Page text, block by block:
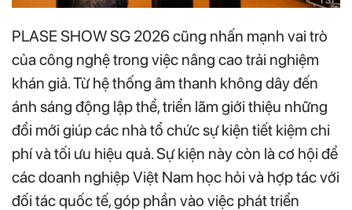
PLASE SHOW SG 2026 cũng nhấn mạnh vai trò
của công nghệ trong việc nâng cao trải nghiệm
khán giả. Từ hệ thống âm thanh không dây đến
ánh sáng động lập thể, triển lãm giới thiệu những
đổi mới giúp các nhà tổ chức sự kiện tiết kiệm chi
phí và tối ưu hiệu quả. Sự kiện này còn là cơ hội để
các doanh nghiệp Việt Nam học hỏi và hợp tác với
đối tác quốc tế, góp phần vào việc phát triển